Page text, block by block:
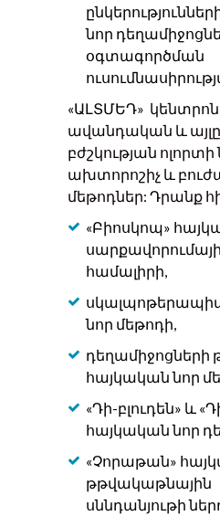
նոր
օգտագործման
«ԱԼՏՄԵԴ»
ավանդական և
բժշկության ոլորտի
ախտորոշիչ և
մեթոդներ: Դրանք
«Բիոսկոպ»
համալիրի,
նոր մեթոդի,
հայկական նոր
«Դի-բլուդեն» և
հայկական նոր
«Չորաթան»
թթվակաթնային
սննդանյութի